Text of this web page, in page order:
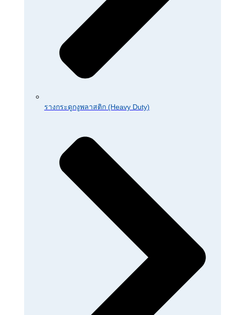
รางกระดูกงูพลาสติก (Heavy Duty)